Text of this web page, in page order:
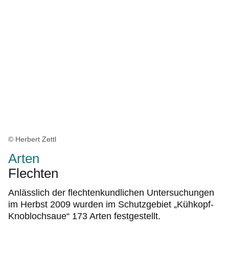
© Herbert Zettl
Arten
Flechten
Anlässlich der flechtenkundlichen Untersuchungen
im Herbst 2009 wurden im Schutzgebiet „Kühkopf-
Knoblochsaue“ 173 Arten festgestellt.